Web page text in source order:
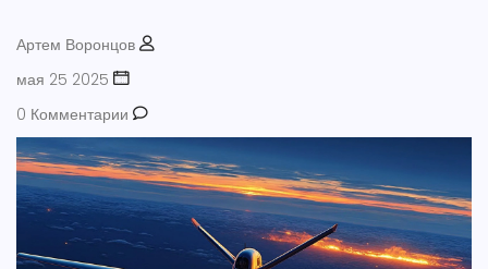
Артем Воронцов
мая 25 2025
0 Комментарии